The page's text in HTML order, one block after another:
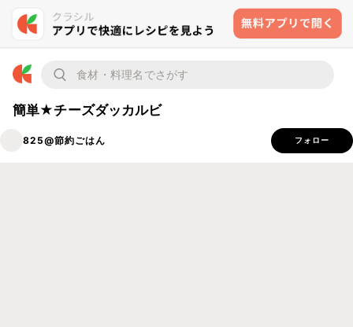
簡単★チーズダッカルビ
825@節約ごはん フォロー